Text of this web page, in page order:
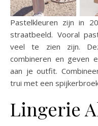
Pastelkleuren zijn in
straatbeeld. Vooral
veel te zien zijn.
combineren en geven
aan je outfit.
trui met een
Lingerie